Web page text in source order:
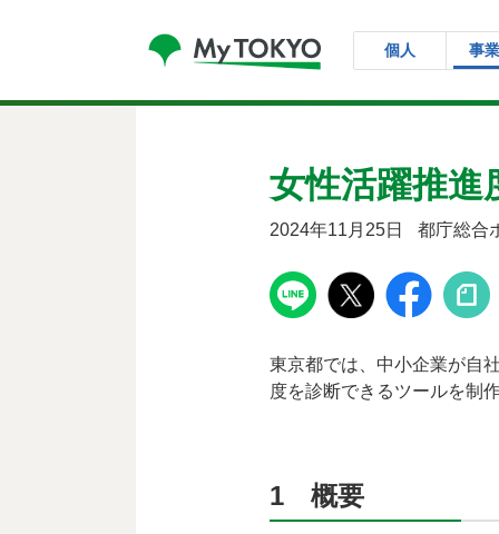
個人 事
女性活躍推進
2024年11月25日 都庁総合
東京都では、中小企業が自
度を診断できるツールを制
1 概要